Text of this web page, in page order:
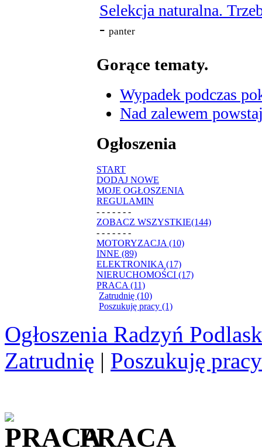
Selekcja naturalna.
- panter
Gorące tematy.
Wypadek podczas
Nad zalewem
Ogłoszenia
START
DODAJ NOWE
MOJE OGŁOSZENIA
REGULAMIN
- - - - - - -
ZOBACZ WSZYSTKIE(144)
- - - - - - -
MOTORYZACJA (10)
INNE (89)
ELEKTRONIKA (17)
NIERUCHOMOŚCI (17)
PRACA (11)
Zatrudnię (10)
Poszukuję pracy (1)
Ogłoszenia Radzyń
Zatrudnię | Poszukuję pracy
PRACA